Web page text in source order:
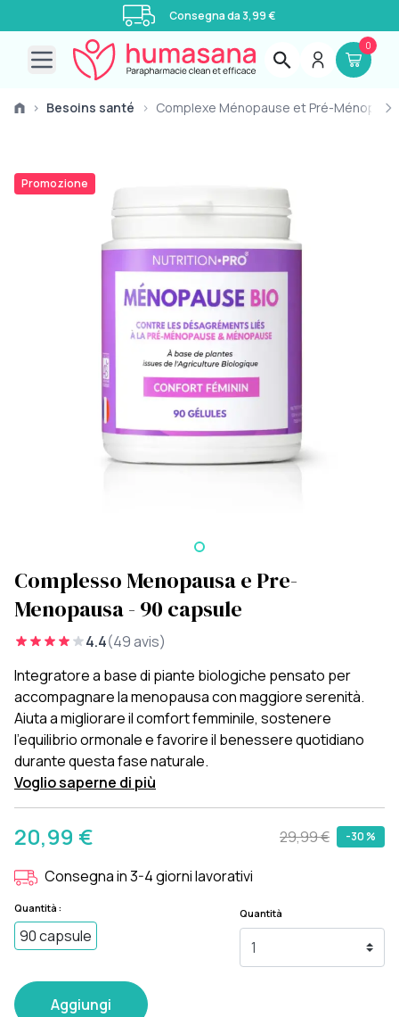
Consegna da 3,99 €
Open main menu
0
› Besoins santé › Complexe Ménopause et Pré-
Promozione
Complesso Menopausa e Pre-
Menopausa - 90 capsule
4.4(49 avis)
Integratore a base di piante biologiche pensato per
accompagnare la menopausa con maggiore serenità.
Aiuta a migliorare il comfort femminile, sostenere
l’equilibrio ormonale e favorire il benessere quotidiano
durante questa fase naturale.
Voglio saperne di più
20,99 € 29,99 € -30 %
Consegna in 3-4 giorni lavorativi
Quantità :
90 capsule
Quantità
Aggiungi